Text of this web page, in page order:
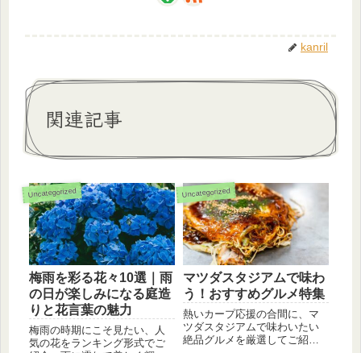
kanril
関連記事
Uncategorized
梅雨を彩る花々10選｜雨
の日が楽しみになる庭造
りと花言葉の魅力
梅雨の時期にこそ見たい、人
気の花をランキング形式でご
Uncategorized
マツダスタジアムで味わ
う！おすすめグルメ特集
熱いカープ応援の合間に、マ
ツダスタジアムで味わいたい
絶品グルメを厳選してご紹